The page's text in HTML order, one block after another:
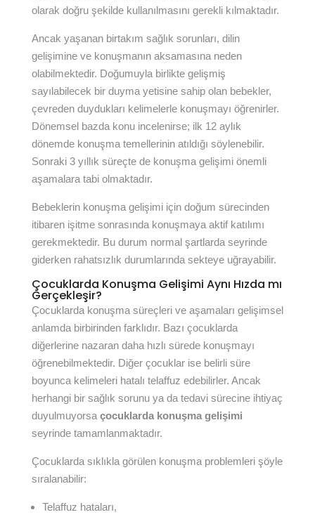
olarak doğru şekilde kullanılmasını gerekli kılmaktadır.
Ancak yaşanan birtakım sağlık sorunları, dilin
gelişimine ve konuşmanın aksamasına neden
olabilmektedir. Doğumuyla birlikte gelişmiş
sayılabilecek bir duyma yetisine sahip olan bebekler,
çevreden duydukları kelimelerle konuşmayı öğrenirler.
Dönemsel bazda konu incelenirse; ilk 12 aylık
dönemde konuşma temellerinin atıldığı söylenebilir.
Sonraki 3 yıllık süreçte de konuşma gelişimi önemli
aşamalara tabi olmaktadır.
Bebeklerin konuşma gelişimi için doğum sürecinden
itibaren işitme sonrasında konuşmaya aktif katılımı
gerekmektedir. Bu durum normal şartlarda seyrinde
giderken rahatsızlık durumlarında sekteye uğrayabilir.
Çocuklarda Konuşma Gelişimi Aynı Hızda mı
Gerçekleşir?
Çocuklarda konuşma süreçleri ve aşamaları gelişimsel
anlamda birbirinden farklıdır. Bazı çocuklarda
diğerlerine nazaran daha hızlı sürede konuşmayı
öğrenebilmektedir. Diğer çocuklar ise belirli süre
boyunca kelimeleri hatalı telaffuz edebilirler. Ancak
herhangi bir sağlık sorunu ya da tedavi sürecine ihtiyaç
duyulmuyorsaçocuklarda konuşma gelişimi
seyrinde tamamlanmaktadır.
Çocuklarda sıklıkla görülen konuşma problemleri şöyle
sıralanabilir:
Telaffuz hataları,